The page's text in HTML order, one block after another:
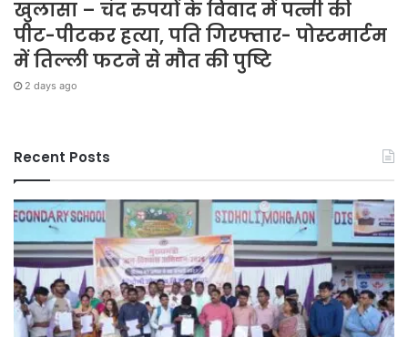
खुलासा – चंद रुपयों के विवाद में पत्नी की
पीट-पीटकर हत्या, पति गिरफ्तार- पोस्टमार्टम
में तिल्ली फटने से मौत की पुष्टि
2 days ago
Recent Posts